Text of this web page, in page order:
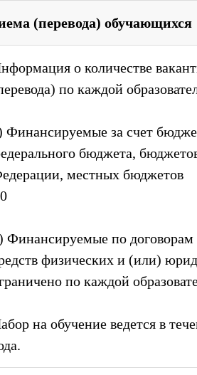
(перевода) обучающихся
о количестве
по каждой
Финансируемые за счет
бюджета,
местных бюджетов
Финансируемые по договорам
физических и (или)
по каждой
на обучение ведется в